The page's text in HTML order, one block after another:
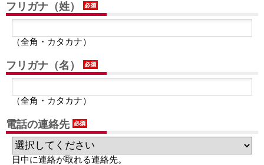
フリガナ（姓）
（全角・カタカナ）
フリガナ（名）
（全角・カタカナ）
電話の連絡先
日中に連絡が取れる連絡先。